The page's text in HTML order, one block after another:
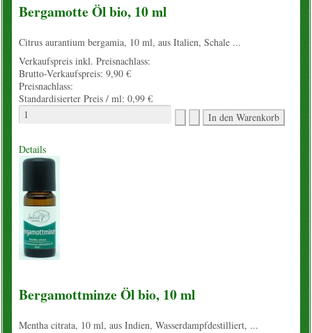
Bergamotte Öl bio, 10 ml
Citrus aurantium bergamia, 10 ml, aus Italien, Schale ...
Verkaufspreis inkl. Preisnachlass:
Brutto-Verkaufspreis: 9,90 €
Preisnachlass:
Standardisierter Preis / ml: 0,99 €
Details
Bergamottminze Öl bio, 10 ml
Mentha citrata, 10 ml, aus Indien, Wasserdampfdestilliert, ...